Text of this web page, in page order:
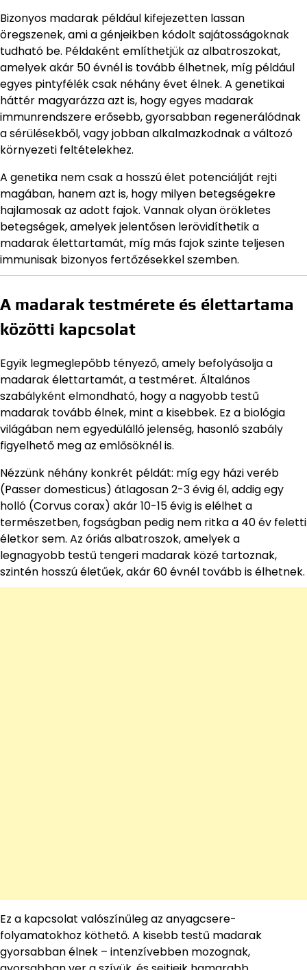
Bizonyos madarak például kifejezetten lassan
öregszenek, ami a génjeikben kódolt sajátosságoknak
tudható be. Példaként említhetjük az albatroszokat,
amelyek akár 50 évnél is tovább élhetnek, míg például
egyes pintyfélék csak néhány évet élnek. A genetikai
háttér magyarázza azt is, hogy egyes madarak
immunrendszere erősebb, gyorsabban regenerálódnak
a sérülésekből, vagy jobban alkalmazkodnak a változó
környezeti feltételekhez.
A genetika nem csak a hosszú élet potenciálját rejti
magában, hanem azt is, hogy milyen betegségekre
hajlamosak az adott fajok. Vannak olyan örökletes
betegségek, amelyek jelentősen lerövidíthetik a
madarak élettartamát, míg más fajok szinte teljesen
immunisak bizonyos fertőzésekkel szemben.
A madarak testmérete és élettartama
közötti kapcsolat
Egyik legmeglepőbb tényező, amely befolyásolja a
madarak élettartamát, a testméret. Általános
szabályként elmondható, hogy a nagyobb testű
madarak tovább élnek, mint a kisebbek. Ez a biológia
világában nem egyedülálló jelenség, hasonló szabály
figyelhető meg az emlősöknél is.
Nézzünk néhány konkrét példát: míg egy házi veréb
(Passer domesticus) átlagosan 2-3 évig él, addig egy
holló (Corvus corax) akár 10-15 évig is elélhet a
természetben, fogságban pedig nem ritka a 40 év feletti
életkor sem. Az óriás albatroszok, amelyek a
legnagyobb testű tengeri madarak közé tartoznak,
szintén hosszú életűek, akár 60 évnél tovább is élhetnek.
Ez a kapcsolat valószínűleg az anyagcsere-
folyamatokhoz köthető. A kisebb testű madarak
gyorsabban élnek – intenzívebben mozognak,